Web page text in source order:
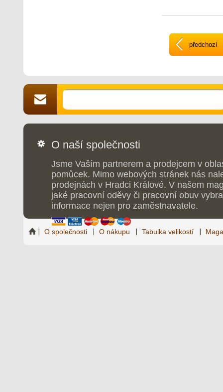
prodyšného EVA
pohodlí chodidla.
všestranné
čas, sport i běžné
předchozí
O naší společnosti
Jsme Vaším partnerem a prodejcem v
pomůcek. Mimo webových stránek nás
prodejnách v Hradci Králové. V našem
jaké pracovní oděvy či pracovní obuv
informace nejen pro zaměstnavatele.
O společnosti O nákupu Tabulka velikostí